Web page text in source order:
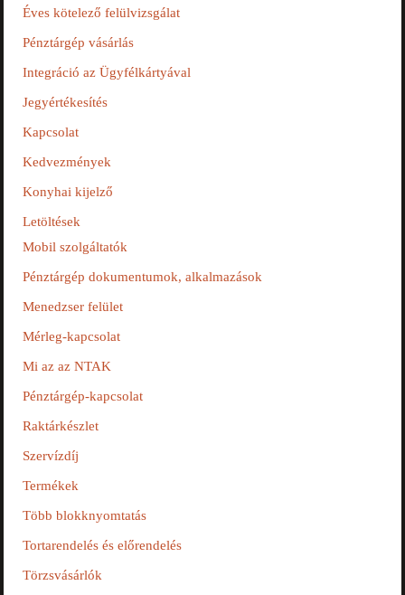
Éves kötelező felülvizsgálat
Pénztárgép vásárlás
Integráció az Ügyfélkártyával
Jegyértékesítés
Kapcsolat
Kedvezmények
Konyhai kijelző
Letöltések
Mobil szolgáltatók
Pénztárgép dokumentumok, alkalmazások
Menedzser felület
Mérleg-kapcsolat
Mi az az NTAK
Pénztárgép-kapcsolat
Raktárkészlet
Szervízdíj
Termékek
Több blokknyomtatás
Tortarendelés és előrendelés
Törzsvásárlók